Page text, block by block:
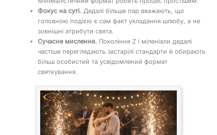
Фокус на суті. Дедалі більше пар вважають, що
головною подією є сам факт укладання шлюбу, а не
зовнішні атрибути свята.
Сучасне мислення. Покоління Z і міленіали дедалі
частіше переглядають застарілі стандарти й обирають
більш особистий та усвідомлений формат
святкування.